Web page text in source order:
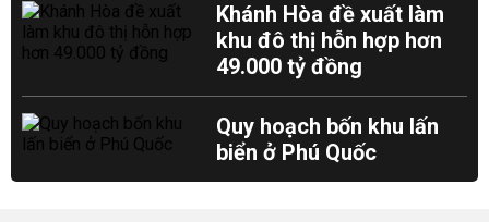
Khánh Hòa đề xuất làm
khu đô thị hỗn hợp hơn
49.000 tỷ đồng
Quy hoạch bốn khu lấn
biển ở Phú Quốc